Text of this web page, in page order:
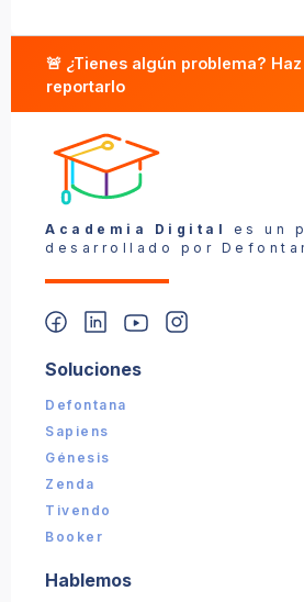
🚨 ¿Tienes algún problema?
reportarlo
Reportar un
📎 Captura (opcional):
Academia Digital
es un
desarrollado por
Soluciones
Defontana
Sapiens
Génesis
Zenda
Tivendo
Booker
Hablemos